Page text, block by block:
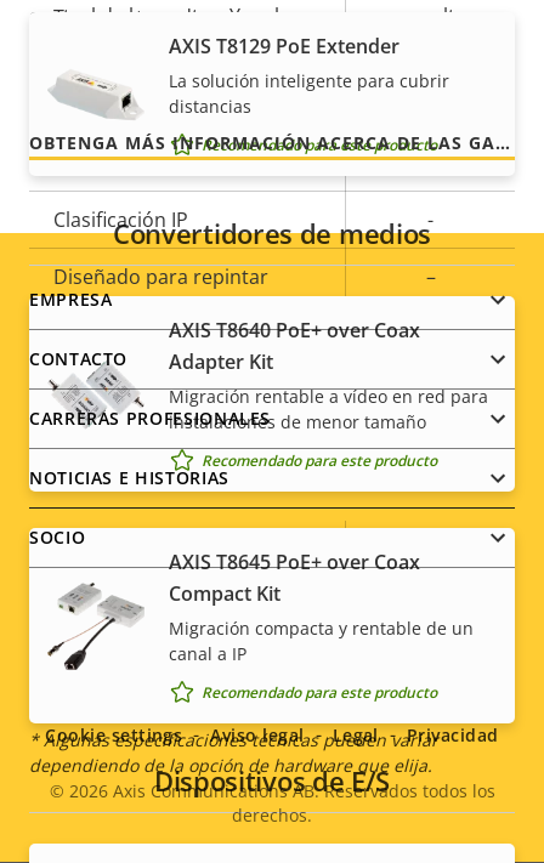
Temperatura de
funcionamiento
-10 to 55 °C
Preparada para exterior
Clasificación de vandalismo -
Clasificación IP -
Diseñado para repintar –
Sostenibilidad
BFR/CFR
free
Alimentación
Descripción
propiedad
Valor de
la
propiedad
Potencia (máxima)
Alimentación (media)
Tensión de entrada de CC
* Algunas especificaciones técnicas pueden variar
dependiendo de la opción de hardware que elija.
AXIS T8129 PoE Extender
La solución inteligente para cubrir
distancias
Recomendado para este producto
Convertidores de medios
AXIS T8640 PoE+ over Coax
Adapter Kit
Migración rentable a vídeo en red para
instalaciones de menor tamaño
Recomendado para este producto
AXIS T8645 PoE+ over Coax
Compact Kit
Migración compacta y rentable de un
canal a IP
Recomendado para este producto
Dispositivos de E/S
control de los costes. Y no hay sorpresas ocultas en
la factura, lo que prometemos es exactamente lo
que recibe.
OBTENGA MÁS INFORMACIÓN ACERCA DE LAS GARANTÍAS DE AXIS
Footer
menu
EMPRESA
CONTACTO
CARRERAS PROFESIONALES
NOTICIAS E HISTORIAS
SOCIO
Social
menu
Legal
© 2026Axis Communications AB. Reservados todos los
derechos.
Cookie settings Aviso legal Legal Privacidad